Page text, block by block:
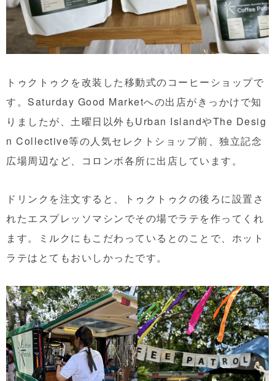
トゥクトゥクを改装した移動式のコーヒーショップで
す。Saturday Good Marketへの出店がきっかけで知
りましたが、土曜日以外もUrban IslandやThe Desig
n Collective等の人気セレクトショップ前、独立記念
広場周辺など、コロンボ各所に出店しています。
ドリンクを注文すると、トゥクトゥクの後ろに設置さ
れたエスプレッソマシンでその場でラテを作ってくれ
ます。ミルクにもこだわっているとのことで、ホット
ラテはとてもおいしかったです。